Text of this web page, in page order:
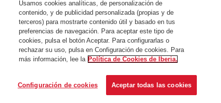
Usamos cookies analíticas, de personalización de
contenido, y de publicidad personalizada (propias y de
terceros) para mostrarte contenido útil y basado en tus
preferencias de navegación. Para aceptar este tipo de
cookies, pulsa el botón Aceptar. Para configurarlas o
rechazar su uso, pulsa en Configuración de cookies. Para
más información, lee la Política de Cookies de Iberia.
Configuración de cookies Aceptar todas las cookies